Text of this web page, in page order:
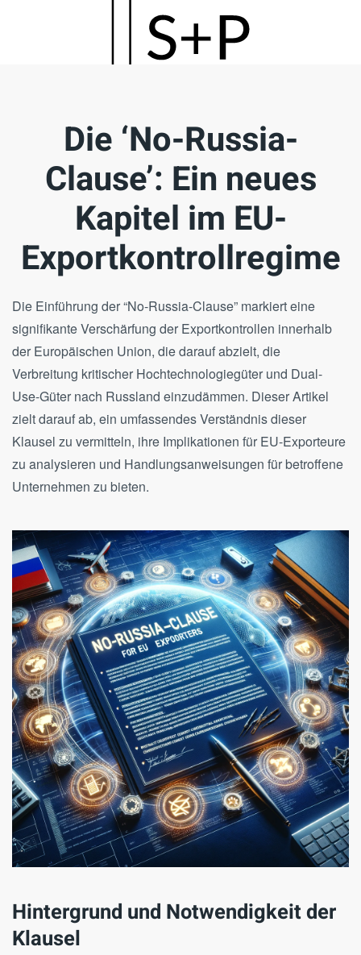
Die ‘No-Russia-
Clause’: Ein neues
Kapitel im EU-
Exportkontrollregime
Die Einführung der “No-Russia-Clause” markiert eine
signifikante Verschärfung der Exportkontrollen innerhalb
der Europäischen Union, die darauf abzielt, die
Verbreitung kritischer Hochtechnologiegüter und Dual-
Use-Güter nach Russland einzudämmen. Dieser Artikel
zielt darauf ab, ein umfassendes Verständnis dieser
Klausel zu vermitteln, ihre Implikationen für EU-Exporteure
zu analysieren und Handlungsanweisungen für betroffene
Unternehmen zu bieten.
Hintergrund und Notwendigkeit der
Klausel